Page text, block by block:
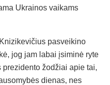
Ukrainos vaikams
pasveikino
jog jam labai įsiminė ryte
žodžiai apie tai,
dienas, nes